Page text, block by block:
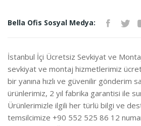
Bella Ofis Sosyal Medya:
İstanbul İçi Ücretsiz Sevkiyat ve
sevkiyat ve montaj hizmetlerimiz
bir yanına hızlı ve güvenilir gönderim
ürünlerimiz, 2 yıl fabrika garantisi ile
Ürünlerimizle ilgili her türlü bilgi ve
temsilcimize +90 552 525 86 12